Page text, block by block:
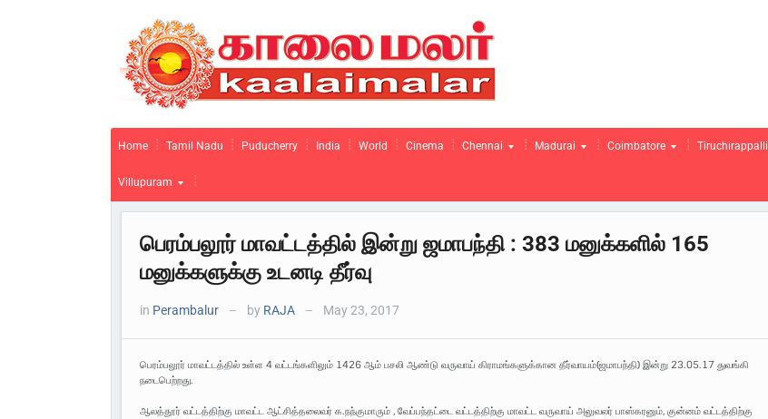
Home Tamil Nadu Puducherry India World Cinema Chennai Madurai Coimbatore Tiruchirappalli
Villupuram
பெரம்பலூர் மாவட்டத்தில் இன்று ஜமாபந்தி : 383 மனுக்களில் 165
மனுக்களுக்கு உடனடி தீர்வு
in Perambalur — by RAJA — May 23, 2017
பெரம்பலூர் மாவட்டத்தில் உள்ள 4 வட்டங்களிலும் 1426 ஆம் பசலி ஆண்டு வருவாய் கிராமங்களுக்கான தீர்வாயம்(ஜமாபந்தி) இன்று 23.05.17 துவங்கி
நடைபெற்றது.
ஆலத்தூர் வட்டத்திற்கு மாவட்ட ஆட்சித்தலைவர் க.நந்குமாரும் , வேப்பந்தட்டை வட்டத்திற்கு மாவட்ட வருவாய் அலுவலர் பாஸ்கரனும், குன்னம் வட்டத்திற்கு